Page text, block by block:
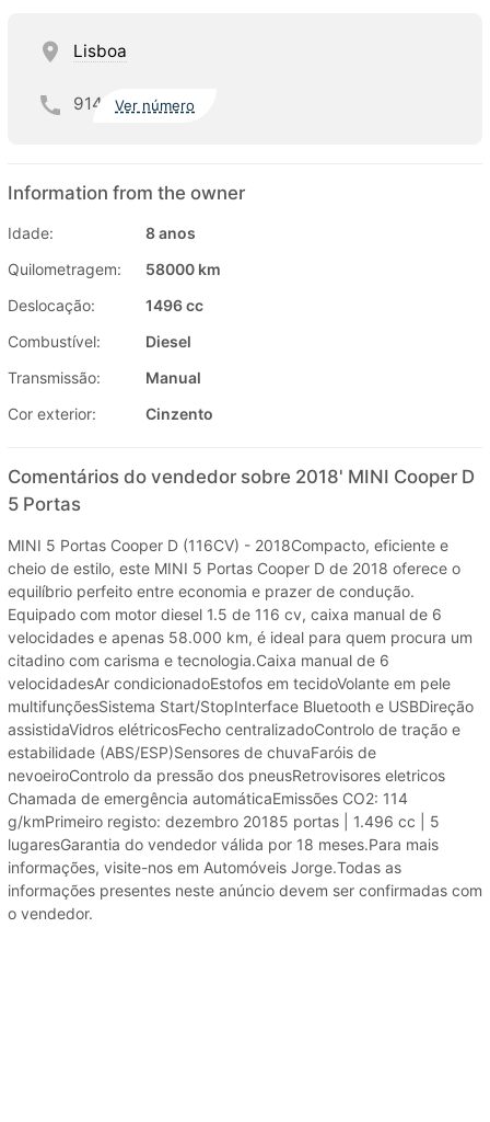
Lisboa
914 Ver número
Information from the owner
Idade:
8 anos
Quilometragem:
58000 km
Deslocação:
1496 cc
Combustível:
Diesel
Transmissão:
Manual
Cor exterior:
Cinzento
Comentários do vendedor sobre 2018' MINI Cooper D
5 Portas
MINI 5 Portas Cooper D (116CV) - 2018Compacto, eficiente e
cheio de estilo, este MINI 5 Portas Cooper D de 2018 oferece o
equilíbrio perfeito entre economia e prazer de condução.
Equipado com motor diesel 1.5 de 116 cv, caixa manual de 6
velocidades e apenas 58.000 km, é ideal para quem procura um
citadino com carisma e tecnologia.Caixa manual de 6
velocidadesAr condicionadoEstofos em tecidoVolante em pele
multifunçõesSistema Start/StopInterface Bluetooth e USBDireção
assistidaVidros elétricosFecho centralizadoControlo de tração e
estabilidade (ABS/ESP)Sensores de chuvaFaróis de
nevoeiroControlo da pressão dos pneusRetrovisores eletricos
Chamada de emergência automáticaEmissões CO2: 114
g/kmPrimeiro registo: dezembro 20185 portas | 1.496 cc | 5
lugaresGarantia do vendedor válida por 18 meses.Para mais
informações, visite-nos em Automóveis Jorge.Todas as
informações presentes neste anúncio devem ser confirmadas com
o vendedor.